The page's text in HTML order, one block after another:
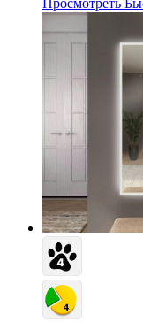
Просмотреть